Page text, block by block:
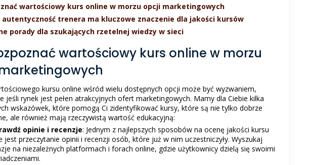
wartościowy kurs online w morzu opcji marketingowych
autentyczność trenera ma kluczowe znaczenie dla jakości kursów
porady dla szukających rzetelnej wiedzy w sieci
wartościowy kurs online w morzu
kursu online wśród wielu dostępnych opcji może być wyzwaniem,
jeśli rynek jest pełen atrakcyjnych ofert marketingowych. Mamy dla Ciebie kilka
wskazówek, które pomogą Ci zidentyfikować kursy, które są nie tylko dobrze
ale również mają rzeczywistą wartość edukacyjną:
opinie i recenzje: Jednym z najlepszych sposobów na ocenę jakości kursu
jest przeczytanie opinii i recenzji osób, które już w nim uczestniczyły. Wyszukaj
na niezależnych platformach i forach online, gdzie użytkownicy dzielą się swoimi